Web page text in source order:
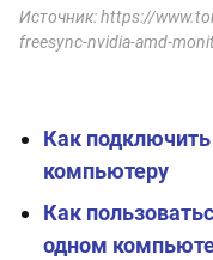
Источник: https://
freesync-nvidia-amd-
Как
компьютеру
Как
одном